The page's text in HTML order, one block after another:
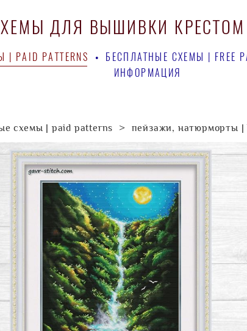
ДЛЯ ВЫШИВКИ
PAID PATTERNS • БЕСПЛАТНЫЕ СХЕМЫ | FREE
ИНФОРМАЦИЯ
ДЛЯ ВЫШИВКИ
PAID PATTERNS • БЕСПЛАТНЫЕ СХЕМЫ | FREE
ИНФОРМАЦИЯ
схемы | paid patterns > пейзажи, натюрморты |